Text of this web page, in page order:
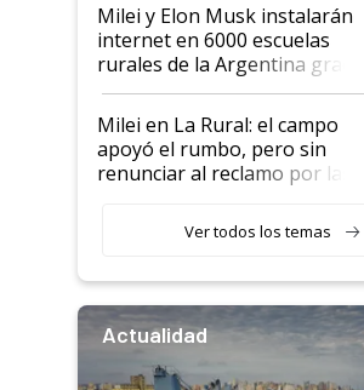
Milei y Elon Musk instalarán
internet en 6000 escuelas
rurales de la Argentina gracias
a un acuerdo con Starlink
Milei en La Rural: el campo
apoyó el rumbo, pero sin
renunciar al reclamo por las
Ver todos los temas
Actualidad